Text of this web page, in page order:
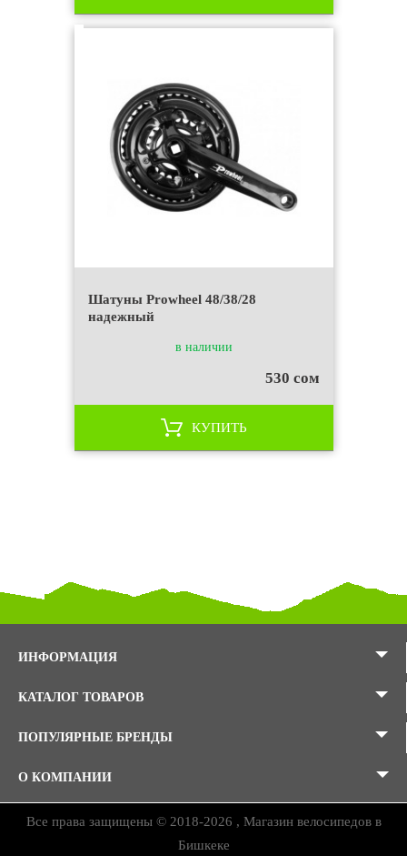
Шатуны Prowheel 48/38/28
надежный
в наличии
530 сом
КУПИТЬ
ИНФОРМАЦИЯ
КАТАЛОГ ТОВАРОВ
ПОПУЛЯРНЫЕ БРЕНДЫ
О КОМПАНИИ
Все права защищены © 2018-2026 , Магазин велосипедов в
Бишкеке